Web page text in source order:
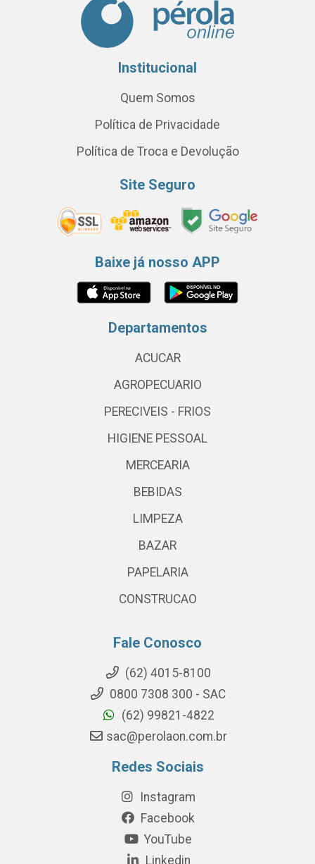
Institucional
Quem Somos
Política de Privacidade
Política de Troca e Devolução
Site Seguro
Baixe já nosso APP
Departamentos
ACUCAR
AGROPECUARIO
PERECIVEIS - FRIOS
HIGIENE PESSOAL
MERCEARIA
BEBIDAS
LIMPEZA
BAZAR
PAPELARIA
CONSTRUCAO
Fale Conosco
(62) 4015-8100
0800 7308 300 - SAC
(62) 99821-4822
sac@perolaon.com.br
Redes Sociais
Instagram
Facebook
YouTube
Linkedin